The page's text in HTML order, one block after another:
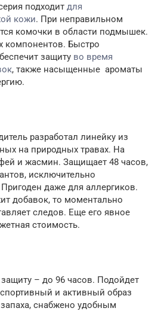
подходит для
кожи. При неправильном
комочки в области подмышек.
компонентов. Быстро
защиту во время
, также насыщенные ароматы
разработал линейку из
на природных травах. На
и жасмин. Защищает 48 часов,
исключительно
даже для аллергиков.
добавок, то моментально
следов. Еще его явное
стоимость.
защиту – до 96 часов. Подойдет
и активный образ
снабжено удобным